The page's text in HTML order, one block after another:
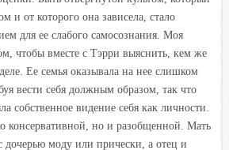
и от которого она зависела, стало
для ее слабого самосознания. Моя
чтобы вместе с Тэрри выяснить, кем же
Ее семья оказывала на нее слишком
вести себя должным образом, так что
собственное видение себя как личности.
консервативной, но и разобщенной. Мать
дочерью моду или прически, а отец и